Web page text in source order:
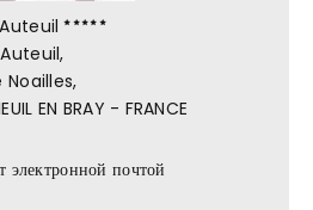
Noailles,
EN BRAY - FRANCE
электронной почтой